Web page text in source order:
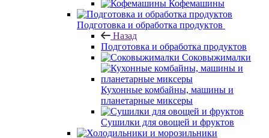
Кофемашины
Подготовка и обработка продуктов
Назад
Подготовка и обработка продуктов
Соковыжималки
Кухонные комбайны, машины и
планетарные миксеры
Сушилки для овощей и фруктов